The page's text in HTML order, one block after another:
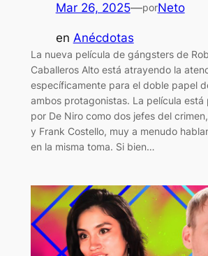
Mar 26, 2025—porNeto
en Anécdotas
La nueva película de gángsters de
Caballeros Alto está atrayendo la
específicamente para el doble papel
ambos protagonistas. La película está
por De Niro como dos jefes del
y Frank Costello, muy a menudo
en la misma toma. Si bien…